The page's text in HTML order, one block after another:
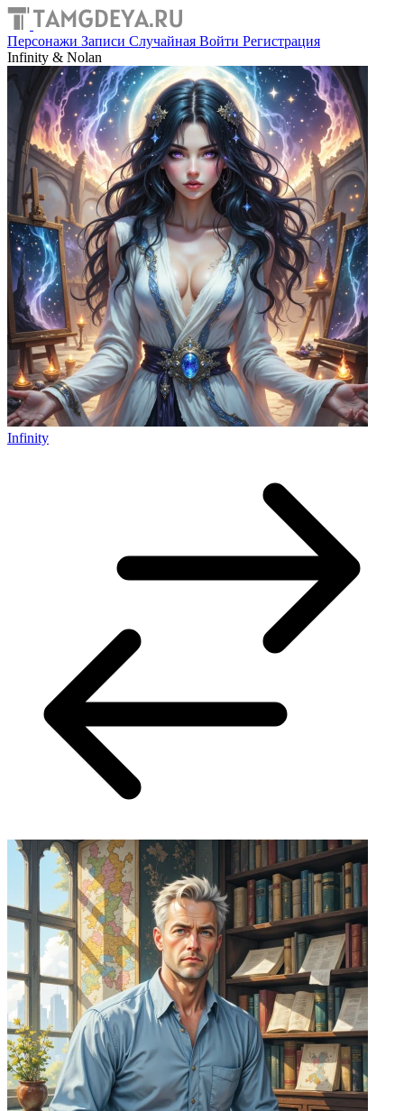
Персонажи Записи Случайная Войти Регистрация
Infinity & Nolan
Infinity